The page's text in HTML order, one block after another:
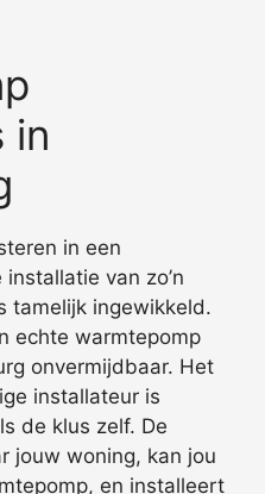
in
in een
van zo’n
tamelijk ingewikkeld.
echte warmtepomp
onvermijdbaar. Het
installateur is
de klus zelf. De
jouw woning, kan jou
en installeert